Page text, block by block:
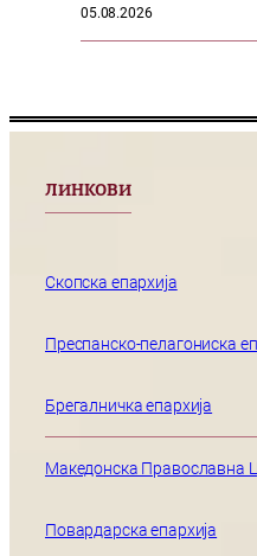
05.08.2026
ЛИНКОВИ
Скопска епархија
Преспанско-пелагониска
Брегалничка епархија
Македонска Православна
Повардарска епархија